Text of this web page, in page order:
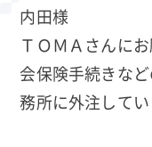
内田様
ＴＯＭＡさんに
会保険手続きな
務所に外注してい